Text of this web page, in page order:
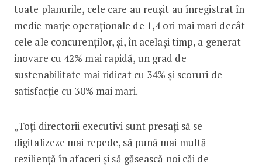
toate planurile, cele care au reușit au înregistrat în
medie marje operaționale de 1,4 ori mai mari decât
cele ale concurenților, și, în același timp, a generat
inovare cu 42% mai rapidă, un grad de
sustenabilitate mai ridicat cu 34% și scoruri de
satisfacție cu 30% mai mari.
„Toți directorii executivi sunt presați să se
digitalizeze mai repede, să pună mai multă
reziliență în afaceri și să găsească noi căi de